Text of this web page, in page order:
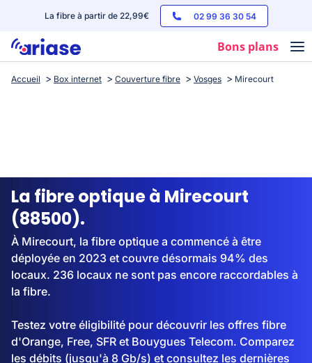
La fibre à partir de 22,99€ 02 99 36 30 54
Bons plans
Box internet
Streaming
Accueil Box internet Couverture fibre Vosges Mirecourt
La fibre optique à Mirecourt
(88500).
À Mirecourt, la fibre optique a commencé à être
déployée en 2023 et couvre désormais 94% des
locaux. 236 locaux ne sont pas encore raccordables à
la fibre.
Testez votre éligibilité pour découvrir les offres fibre
d'Orange, Free, SFR et Bouygues Telecom. Comparez
les débits (jusqu'à 8 Gb/s) et consultez les dernières